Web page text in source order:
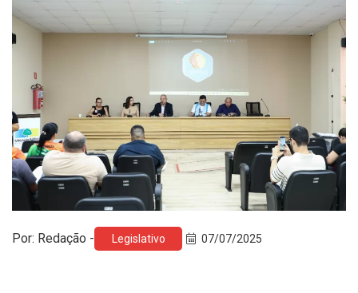
Por: Redação - Legislativo 07/07/2025